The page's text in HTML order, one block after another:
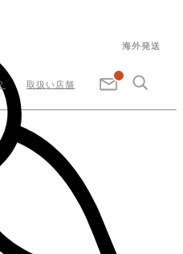
海外発送
取扱い店舗